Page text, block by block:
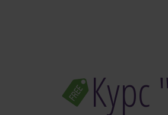
Курс